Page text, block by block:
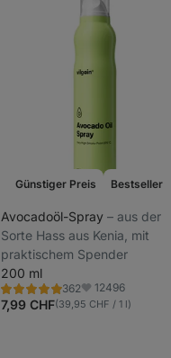
Günstiger Preis Bestseller
Avocadoöl-Spray ⁠–⁠ aus der
Sorte Hass aus Kenia, mit
praktischem Spender
200 ml
362
Bewertung
4.9/5,
362
Favoriten
12496
7,99 CHF(39,95 CHF / 1 l)